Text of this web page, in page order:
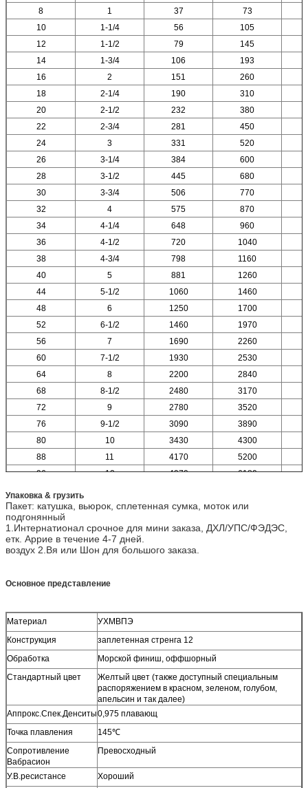
8
1 37
73
10
1-1/4 56
105
12
1-1/2 79
145
14
1-3/4 106
193
16
2 151
260
18
2-1/4 190
310
20
2-1/2 232
380
22
2-3/4 281
450
24
3 331
520
26
3-1/4 384
600
28
3-1/2 445
680
30
3-3/4 506
770
32
4 575
870
34
4-1/4 648
960
36
4-1/2 720
1040
38
4-3/4 798 1160
40
5 881 1260
44
5-1/2 1060 1460
48
6 1250 1700
52
6-1/2 1460 1970
56
7 1690 2260
60
7-1/2 1930 2530
64
8 2200 2840
68
8-1/2 2480 3170
72
9 2780 3520
76
9-1/2 3090 3890
80
10 3430 4300
88
11 4170 5200
96
12 4970 6180
Упаковка & грузить
Пакет: катушка, вьюрок, сплетенная сумка, моток или
подгонянный
1.Интернатионал срочное для мини заказа, ДХЛ/УПС/ФЭДЭС,
етк. Аррие в течение 4-7 дней.
воздух 2.Вя или Шон для большого заказа.
Основное представление
Материал
УХМВПЭ
Конструкция
заплетенная стренга 12
Обработка
Морской финиш, оффшорный
Стандартный цвет
Желтый цвет (также доступный специальным
распоряжением в красном, зеленом, голубом,
апельсин и так далее)
Аппрокс.Спек.Денситы0,975 плавающ
Точка плавления
145℃
Сопротивление
Вабрасион
Превосходный
У.В.ресистансе Хороший